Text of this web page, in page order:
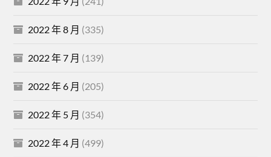
2022 年 8 月 (335)
2022 年 7 月 (139)
2022 年 6 月 (205)
2022 年 5 月 (354)
2022 年 4 月 (499)